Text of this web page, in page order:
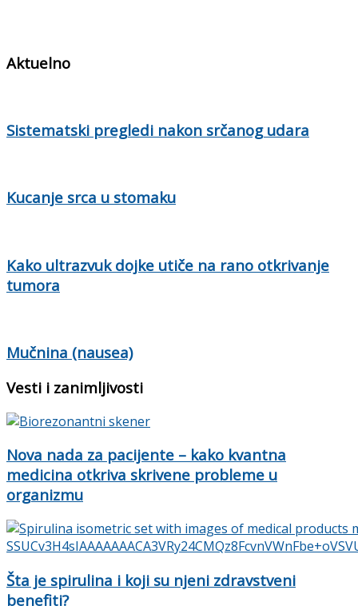
Aktuelno
Sistematski pregledi nakon srčanog udara
Kucanje srca u stomaku
Kako ultrazvuk dojke utiče na rano otkrivanje
tumora
Mučnina (nausea)
Vesti i zanimljivosti
Nova nada za pacijente – kako kvantna
medicina otkriva skrivene probleme u
organizmu
Šta je spirulina i koji su njeni zdravstveni
benefiti?